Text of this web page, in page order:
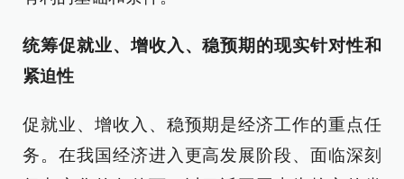
统筹促就业、增收入、稳预期的现实针对性和
紧迫性
促就业、增收入、稳预期是经济工作的重点任
务。在我国经济进入更高发展阶段、面临深刻